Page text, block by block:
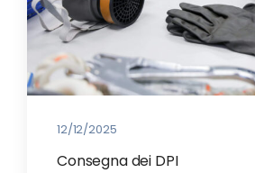
12/12/2025
Consegna dei DPI